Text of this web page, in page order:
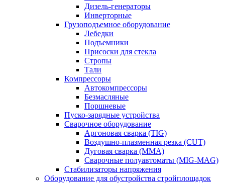
Дизель-генераторы
Инверторные
Грузоподъемное оборудование
Лебедки
Подъемники
Присоски для стекла
Стропы
Тали
Компрессоры
Автокомпрессоры
Безмасляные
Поршневые
Пуско-зарядные устройства
Сварочное оборудование
Аргоновая сварка (TIG)
Воздушно-плазменная резка (CUT)
Дуговая сварка (ММА)
Сварочные полуавтоматы (MIG-MAG)
Стабилизаторы напряжения
Оборудование для обустройства стройплощадок